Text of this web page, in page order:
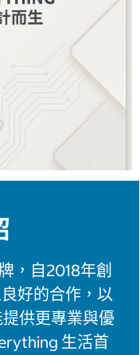
，自2018年創
好的合作，以
供更專業與優
生活首